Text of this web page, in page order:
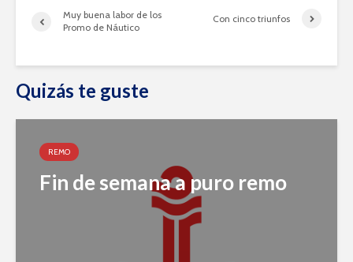
Muy buena labor de los
Promo de Náutico
Con cinco triunfos
Quizás te guste
REMO
Fin de semana a puro remo